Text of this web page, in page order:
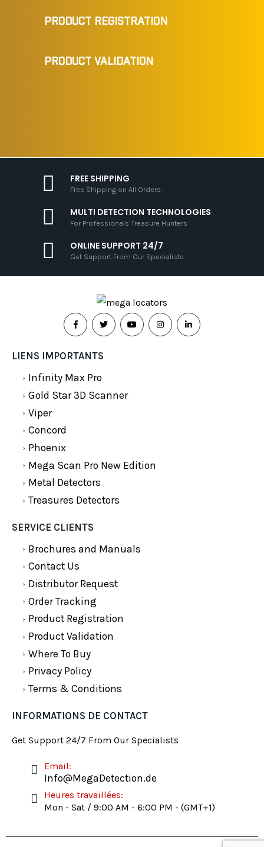
PRODUCT REGISTRATION
PRODUCT VALIDATION
FREE SHIPPING
Free Shipping on All Orders.
MULTI DETECTION TECHNOLOGIES
For Professionals Treasure Hunters
ONLINE SUPPORT 24/7
Get Support From Our Specialists.
LIENS IMPORTANTS
Infinity Max Pro
Gold Star 3D Scanner
Viper
Concord
Phoenix
Mega Scan Pro New Edition
Metal Detectors
Treasures Detectors
SERVICE CLIENTS
Brochures and Manuals
Contact Us
Distributor Request
Order Tracking
Product Registration
Product Validation
Where To Buy
Privacy Policy
Terms & Conditions
INFORMATIONS DE CONTACT
Get Support 24/7 From Our Specialists
Email:
Info@MegaDetection.de
Heures travaillées:
Mon - Sat / 9:00 AM - 6:00 PM - (GMT+1)